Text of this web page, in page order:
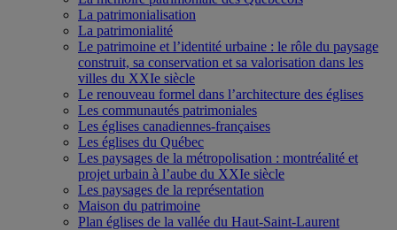
La patrimonialisation
La patrimonialité
Le patrimoine et l’identité urbaine : le rôle du paysage
construit, sa conservation et sa valorisation dans les
villes du XXIe siècle
Le renouveau formel dans l’architecture des églises
Les communautés patrimoniales
Les églises canadiennes-françaises
Les églises du Québec
Les paysages de la métropolisation : montréalité et
projet urbain à l’aube du XXIe siècle
Les paysages de la représentation
Maison du patrimoine
Plan églises de la vallée du Haut-Saint-Laurent